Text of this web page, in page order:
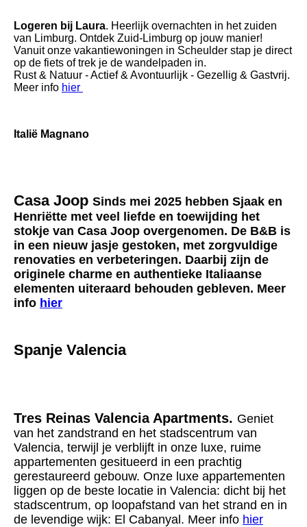
Logeren bij Laura. Heerlijk overnachten in het zuiden
van Limburg. Ontdek Zuid-Limburg op jouw manier!
Vanuit onze vakantiewoningen in Scheulder stap je direct
op de fiets of trek je de wandelpaden in.
Rust & Natuur - Actief & Avontuurlijk - Gezellig & Gastvrij.
Meer info hier
Italië Magnano
Casa Joop Sinds mei 2025 hebben Sjaak en
Henriëtte met veel liefde en toewijding het
stokje van Casa Joop overgenomen. De B&B is
in een nieuw jasje gestoken, met zorgvuldige
renovaties en verbeteringen. Daarbij zijn de
originele charme en authentieke Italiaanse
elementen uiteraard behouden gebleven. Meer
info hier
Spanje Valencia
Tres Reinas Valencia Apartments. Geniet
van het zandstrand en het stadscentrum van
Valencia, terwijl je verblijft in onze luxe, ruime
appartementen gesitueerd in een prachtig
gerestaureerd gebouw. Onze luxe appartementen
liggen op de beste locatie in Valencia: dicht bij het
stadscentrum, op loopafstand van het strand en in
de levendige wijk: El Cabanyal. Meer info hier